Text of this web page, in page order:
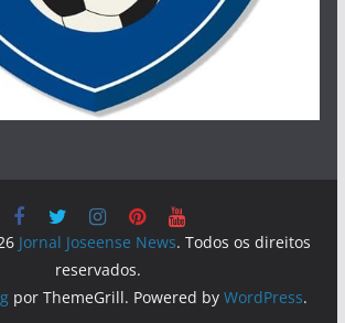
Jornal Joseense News. Todos os direitos
reservados.
por ThemeGrill. Powered by WordPress.